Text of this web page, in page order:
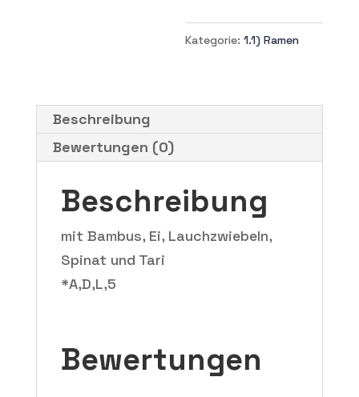
Kategorie:1.1) Ramen
Beschreibung
Bewertungen (0)
Beschreibung
mit Bambus, Ei, Lauchzwiebeln,
Spinat und Tari
*A,D,L,5
Bewertungen